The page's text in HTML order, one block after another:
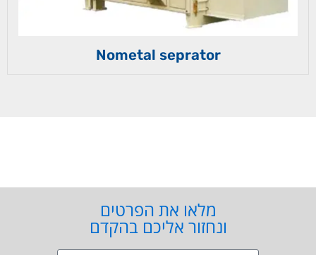
Nometal seprator
מלאו את הפרטים
ונחזור אליכם בהקדם